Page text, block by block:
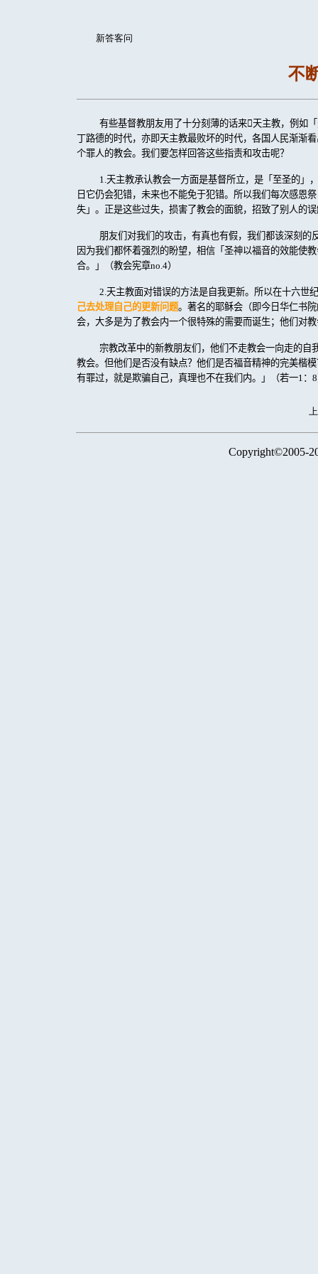
新答客问
不
有些基督教朋友用了十分刻薄的话来天主教，例如
丁路德的时代，亦即天主教最败坏的时代，各国人民渐
个罪人的教会。我们要怎样回答这些指责和攻击呢？
1.天主教承认教会一方面是基督所立，是「至圣的」
日它仍会犯错，未来也不能免于犯错。所以我们每次感恩
失」。正是这些过失，损害了教会的面貌，招致了别人的
朋友们对我们的攻击，有真也有假，我们都该深刻
因为我们都怀着强烈的盼望，相信「圣神以福音的效能使
合。」（教会宪章no.4）
2.天主教面对错误的方法是自我更新。所以在十六世
己去处理自己的更新问题。著名的耶稣会（即今日华仁书
会，大多是为了教会内一个很特殊的需要而诞生；他们对
宗教改革中的新教朋友们，他们不走教会一向走的
教会。但他们是否没有缺点？他们是否福音精神的完美楷
有罪过，就是欺骗自己，真理也不在我们内。」（若一1 ： 8
Copyright©2005-